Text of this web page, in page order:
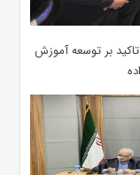
بر توسعه آموزش